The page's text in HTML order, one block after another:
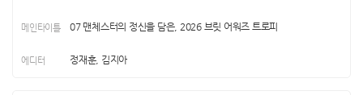
07 맨체스터의 정신을 담은, 2026 브릿 어워즈 트로피
정재훈, 김지아